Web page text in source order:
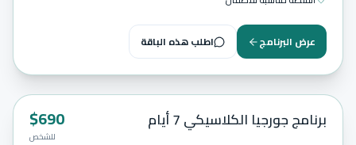
عرض البرنامج اطلب هذه الباقة
مميز 7أيام
برنامج جورجيا الكلاسيكي 7 أيام $690
للشخص